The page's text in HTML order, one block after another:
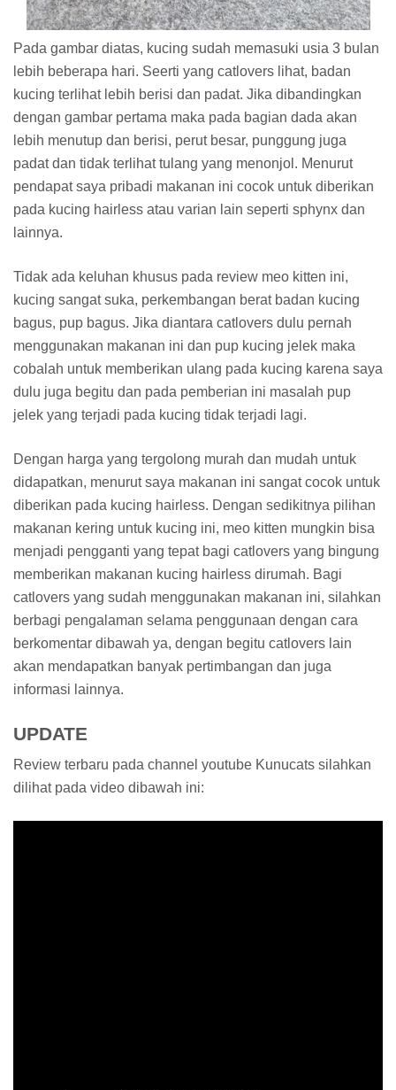
Pada gambar diatas, kucing sudah memasuki usia 3 bulan
lebih beberapa hari. Seerti yang catlovers lihat, badan
kucing terlihat lebih berisi dan padat. Jika dibandingkan
dengan gambar pertama maka pada bagian dada akan
lebih menutup dan berisi, perut besar, punggung juga
padat dan tidak terlihat tulang yang menonjol. Menurut
pendapat saya pribadi makanan ini cocok untuk diberikan
pada kucing hairless atau varian lain seperti sphynx dan
lainnya.
Tidak ada keluhan khusus pada review meo kitten ini,
kucing sangat suka, perkembangan berat badan kucing
bagus, pup bagus. Jika diantara catlovers dulu pernah
menggunakan makanan ini dan pup kucing jelek maka
cobalah untuk memberikan ulang pada kucing karena saya
dulu juga begitu dan pada pemberian ini masalah pup
jelek yang terjadi pada kucing tidak terjadi lagi.
Dengan harga yang tergolong murah dan mudah untuk
didapatkan, menurut saya makanan ini sangat cocok untuk
diberikan pada kucing hairless. Dengan sedikitnya pilihan
makanan kering untuk kucing ini, meo kitten mungkin bisa
menjadi pengganti yang tepat bagi catlovers yang bingung
memberikan makanan kucing hairless dirumah. Bagi
catlovers yang sudah menggunakan makanan ini, silahkan
berbagi pengalaman selama penggunaan dengan cara
berkomentar dibawah ya, dengan begitu catlovers lain
akan mendapatkan banyak pertimbangan dan juga
informasi lainnya.
UPDATE
Review terbaru pada channel youtube Kunucats silahkan
dilihat pada video dibawah ini: